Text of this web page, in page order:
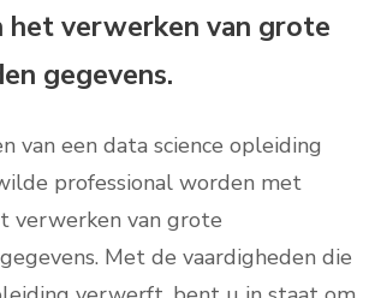
het verwerken van grote
gegevens.
van een data science opleiding
professional worden met
verwerken van grote
Met de vaardigheden die